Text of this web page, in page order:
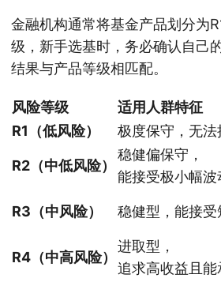
金融机构通常将基金产品划分为
级，新手选基时，务必确认自己
结果与产品等级相匹配。
风险等级 适用人群特征
R1（低风险）
极度保守，无
R2（中低风险）
稳健偏保守，
能接受极小幅波
R3（中风险） 稳健型，能接
R4（中高风险）
进取型，
追求高收益且